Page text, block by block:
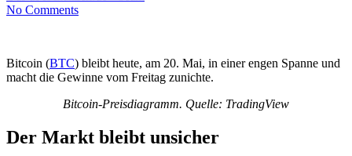
No Comments
Bitcoin (BTC) bleibt heute, am 20. Mai, in einer engen Spanne und
macht die Gewinne vom Freitag zunichte.
Bitcoin-Preisdiagramm. Quelle: TradingView
Der Markt bleibt unsicher